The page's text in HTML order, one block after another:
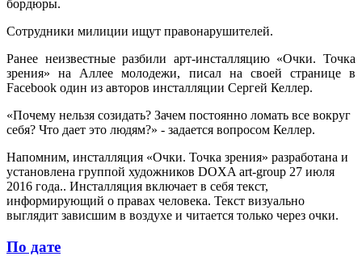
бордюры.
Сотрудники милиции ищут правонарушителей.
Ранее неизвестные разбили арт-инсталляцию «Очки. Точка
зрения» на Аллее молодежи, писал на своей странице в
Facebook один из авторов инсталляции Сергей Келлер.
«Почему нельзя созидать? Зачем постоянно ломать все вокруг
себя? Что дает это людям?» - задается вопросом Келлер.
Напомним, инсталляция «Очки. Точка зрения» разработана и
установлена группой художников DOXA art-group 27 июля
2016 года.. Инсталляция включает в себя текст,
информирующий о правах человека. Текст визуально
выглядит зависшим в воздухе и читается только через очки.
По дате